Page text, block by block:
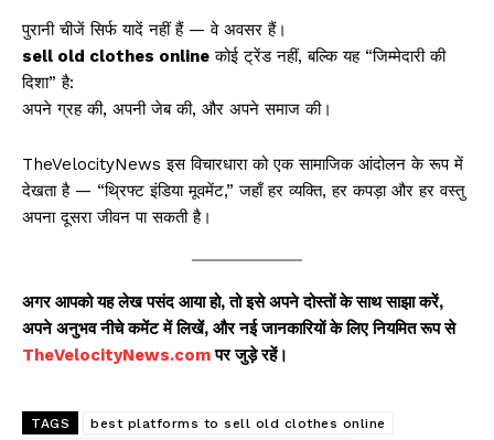
पुरानी चीजें सिर्फ यादें नहीं हैं — वे अवसर हैं।
sell old clothes online कोई ट्रेंड नहीं, बल्कि यह “जिम्मेदारी की
दिशा” है:
अपने ग्रह की, अपनी जेब की, और अपने समाज की।
TheVelocityNews इस विचारधारा को एक सामाजिक आंदोलन के रूप में
देखता है — “थ्रिफ्ट इंडिया मूवमेंट,” जहाँ हर व्यक्ति, हर कपड़ा और हर वस्तु
अपना दूसरा जीवन पा सकती है।
अगर आपको यह लेख पसंद आया हो, तो इसे अपने दोस्तों के साथ साझा करें,
अपने अनुभव नीचे कमेंट में लिखें, और नई जानकारियों के लिए नियमित रूप से
TheVelocityNews.comपर जुड़े रहें।
TAGS
best platforms to sell old clothes online